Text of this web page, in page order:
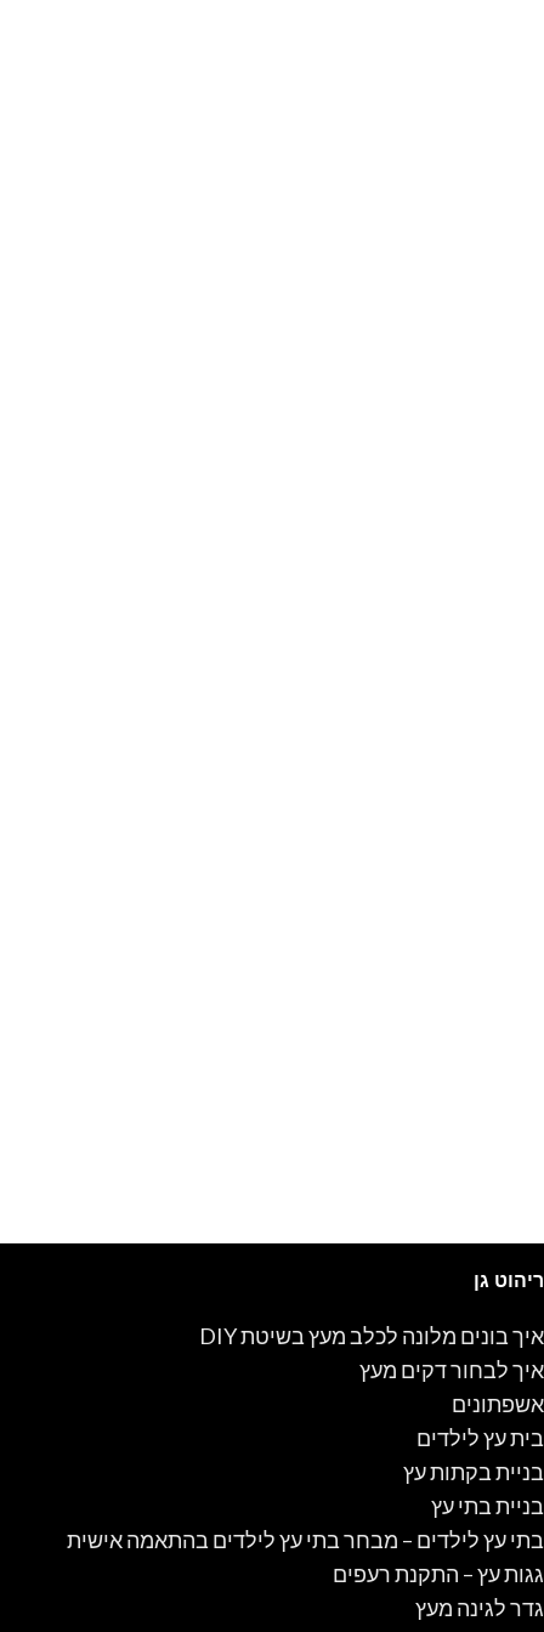
ריהוט גן
איך בונים מלונה לכלב מעץ בשיטת DIY
איך לבחור דקים מעץ
אשפתונים
בית עץ לילדים
בניית בקתות עץ
בניית בתי עץ
בתי עץ לילדים – מבחר בתי עץ לילדים בהתאמה אישית
גגות עץ – התקנת רעפים
גדר לגינה מעץ